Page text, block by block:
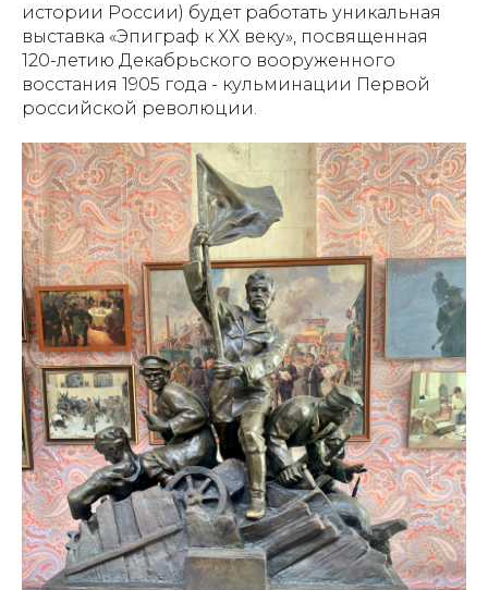
истории России) будет работать уникальная
выставка «Эпиграф к ХХ веку», посвященная
120-летию Декабрьского вооруженного
восстания 1905 года - кульминации Первой
российской революции.